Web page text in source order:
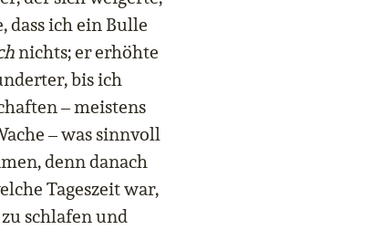
dass ich ein Bulle
nichts; er erhöhte
bis ich
– meistens
– was sinnvoll
denn danach
Tageszeit war,
schlafen und